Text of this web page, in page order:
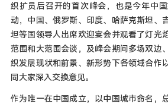
织扩员后召开的首次峰会，也是今年中
动，中国、俄罗斯、印度、哈萨克斯坦、
坦等国领导人出席欢迎宴会并观看了灯光
范围和大范围会谈，及峰会期间多场双边
织发展现状和前景、新形势下各领域合作
同大家深入交换意见。
作为唯一在中国成立，以中国城市命名，